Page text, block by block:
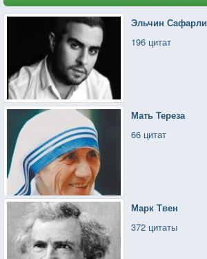
Эльчин Сафарли
196 цитат
Мать Тереза
66 цитат
Марк Твен
372 цитаты